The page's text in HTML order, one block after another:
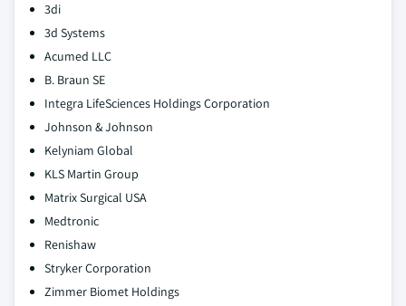
3di
3d Systems
Acumed LLC
B. Braun SE
Integra LifeSciences Holdings Corporation
Johnson & Johnson
Kelyniam Global
KLS Martin Group
Matrix Surgical USA
Medtronic
Renishaw
Stryker Corporation
Zimmer Biomet Holdings